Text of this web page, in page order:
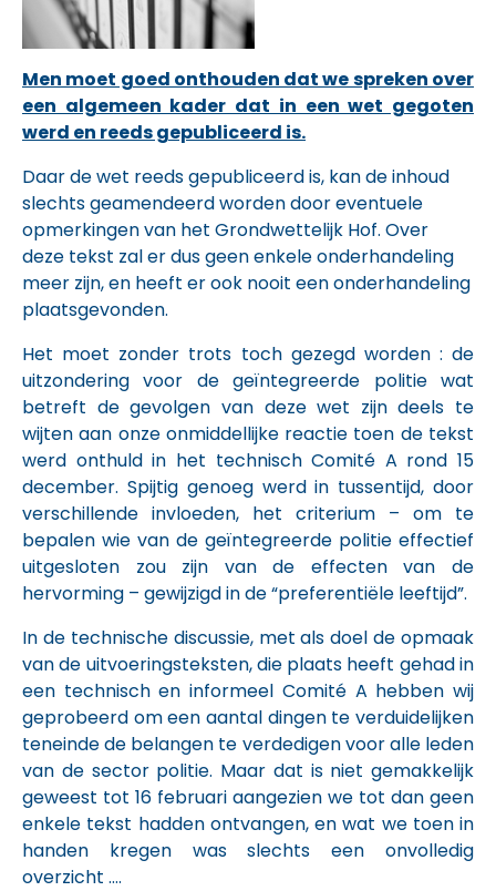
Men moet goed onthouden dat we spreken over
een algemeen kader dat in een wet gegoten
werd en reeds gepubliceerd is.
Daar de wet reeds gepubliceerd is, kan de inhoud
slechts geamendeerd worden door eventuele
opmerkingen van het Grondwettelijk Hof. Over
deze tekst zal er dus geen enkele onderhandeling
meer zijn, en heeft er ook nooit een onderhandeling
plaatsgevonden.
Het moet zonder trots toch gezegd worden : de
uitzondering voor de geïntegreerde politie wat
betreft de gevolgen van deze wet zijn deels te
wijten aan onze onmiddellijke reactie toen de tekst
werd onthuld in het technisch Comité A rond 15
december. Spijtig genoeg werd in tussentijd, door
verschillende invloeden, het criterium – om te
bepalen wie van de geïntegreerde politie effectief
uitgesloten zou zijn van de effecten van de
hervorming – gewijzigd in de “preferentiële leeftijd”.
In de technische discussie, met als doel de opmaak
van de uitvoeringsteksten, die plaats heeft gehad in
een technisch en informeel Comité A hebben wij
geprobeerd om een aantal dingen te verduidelijken
teneinde de belangen te verdedigen voor alle leden
van de sector politie. Maar dat is niet gemakkelijk
geweest tot 16 februari aangezien we tot dan geen
enkele tekst hadden ontvangen, en wat we toen in
handen kregen was slechts een onvolledig
overzicht ….